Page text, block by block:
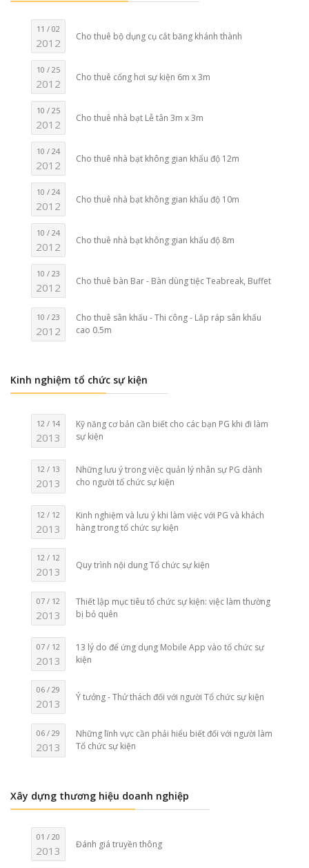
11 / 02
2012 Cho thuê bộ dụng cụ cắt băng khánh thành
10 / 25
2012 Cho thuê cổng hơi sự kiện 6m x 3m
10 / 25
2012 Cho thuê nhà bạt Lễ tân 3m x 3m
10 / 24
2012 Cho thuê nhà bạt không gian khẩu độ 12m
10 / 24
2012 Cho thuê nhà bạt không gian khẩu độ 10m
10 / 24
2012 Cho thuê nhà bạt không gian khẩu độ 8m
10 / 23
2012 Cho thuê bàn Bar - Bàn dùng tiệc Teabreak, Buffet
10 / 23
2012
Cho thuê sân khấu - Thi công - Lắp ráp sân khấu
cao 0.5m
Kinh nghiệm tổ chức sự kiện
12 / 14
2013
Kỹ năng cơ bản cần biết cho các bạn PG khi đi làm
sự kiện
12 / 13
2013
Những lưu ý trong việc quản lý nhân sự PG dành
cho người tổ chức sự kiện
12 / 12
2013
Kinh nghiệm và lưu ý khi làm việc với PG và khách
hàng trong tổ chức sự kiện
12 / 12
2013 Quy trình nội dung Tổ chức sự kiện
07 / 12
2013
Thiết lập mục tiêu tổ chức sự kiện: việc làm thường
bị bỏ quên
07 / 12
2013
13 lý do để ứng dụng Mobile App vào tổ chức sự
kiện
06 / 29
2013 Ý tưởng - Thử thách đối với người Tổ chức sự kiện
06 / 29
2013
Những lĩnh vực cần phải hiểu biết đối với người làm
Tổ chức sự kiện
Xây dựng thương hiệu doanh nghiệp
01 / 20
2013 Đánh giá truyền thông